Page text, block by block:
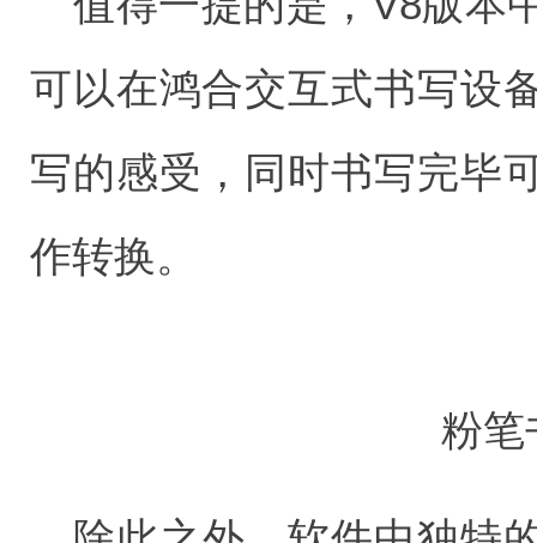
可以在鸿合交互式书写设
写的感受，同时书写完毕
作转换。
粉笔